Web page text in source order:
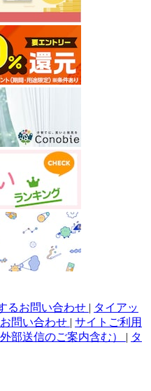
るお問い合わせ | タイアッ
問い合わせ | サイトご利用
部送信のご案内含む） | タ